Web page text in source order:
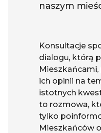
naszym
Konsultacje
dialogu, którą
ich opinii na
istotnych
to rozmowa,
tylko
Mieszkańców